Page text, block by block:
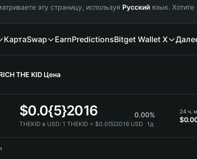
эту страницу, используя Русский язык. Хотите
КартаSwap EarnPredictionsBitget Wallet X
THE KID Цена
$0.0{5}2016 0.00%
THEKID в USD: 1 THEKID = $0.0{5}2016 USD 1д
24 ч.